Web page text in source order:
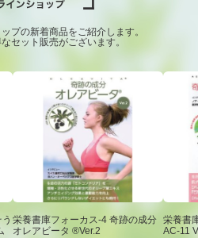
プの新着商品をご紹介します。
セット販売がございます。
栄養書庫フォーカス-4 奇跡の成分
オレアビータ ®Ver.2
栄養書
AC-11